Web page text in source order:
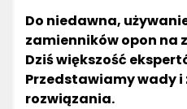
Do niedawna,
zamienników opon na
Dziś większość
Przedstawiamy wady
rozwiązania.